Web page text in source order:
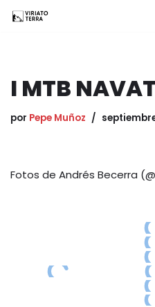
I MTB
por Pepe Muñoz
Fotos de Andrés Becerra